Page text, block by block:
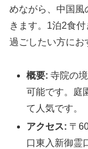
めながら、中国風
きます。1泊2食
過ごしたい方にお
概要: 寺院の
可能です。庭
て人気です。
アクセス: 〒
口東入新御霊